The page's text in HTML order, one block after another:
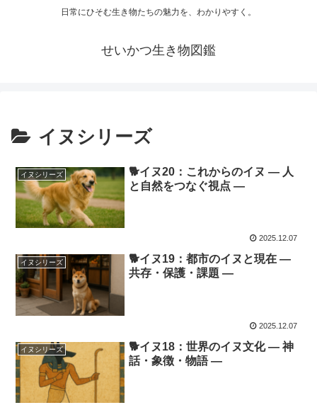
日常にひそむ生き物たちの魅力を、わかりやすく。
せいかつ生き物図鑑
イヌシリーズ
イヌシリーズ
🐕イヌ20：これからのイヌ ― 人
と自然をつなぐ視点 ―
2025.12.07
イヌシリーズ
🐕イヌ19：都市のイヌと現在 ―
共存・保護・課題 ―
2025.12.07
イヌシリーズ
🐕イヌ18：世界のイヌ文化 ― 神
話・象徴・物語 ―